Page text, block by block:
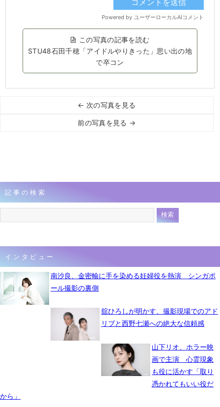
この写真の記事を読む
STU48石田千穂「アイドルやりきった」思い出の地
で卒コン
← 次の写真を見る
前の写真を見る →
記事の検索
インタビュー
南沙良、金密輸に手を染める妊婦役を熱演 シンガポ
ール撮影の裏側
舘ひろしが明かす、撮影現場でのアド
リブと西野七瀬への絶大な信頼感
山下リオ、ホラー映
画で主演 心霊現象
も役に活かす「取り
憑かれてもいい役だ
から」